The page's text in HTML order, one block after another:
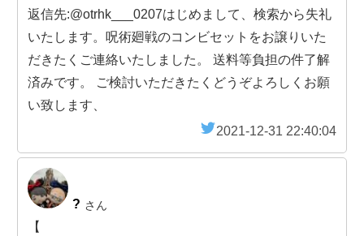
返信先:@otrhk___0207はじめまして、検索から失礼
いたします。呪術廻戦のコンビセットをお譲りいた
だきたくご連絡いたしました。 送料等負担の件了解
済みです。 ご検討いただきたくどうぞよろしくお願
い致します、
2021-12-31 22:40:04
? さん
【